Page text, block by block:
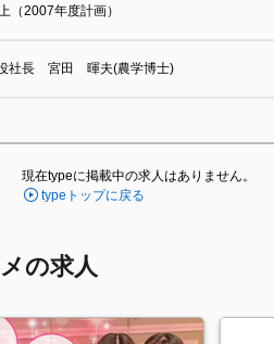
（2007年度計画）
社長 宮田 暉夫(農学博士)
現在typeに掲載中の求人はありません。
typeトップに戻る
の求人